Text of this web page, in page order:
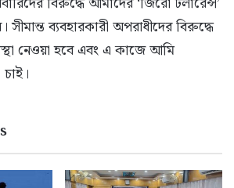
সীমান্ত ব্যবহারকারী অপরাধীদের বিরুদ্ধে
নেওয়া হবে এবং এ কাজে আমি